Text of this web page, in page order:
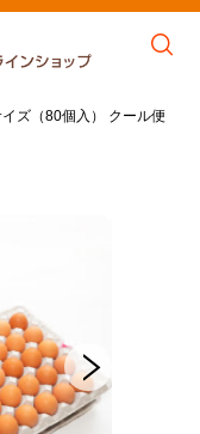
ズ（80個入） クール便